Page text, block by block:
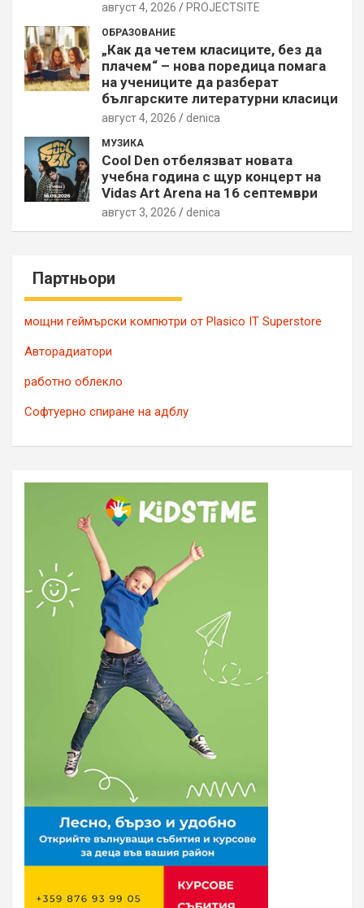
август 4, 2026 PROJECTSITЕ
ОБРАЗОВАНИЕ
„Как да четем класиците, без да
плачем“ – нова поредица помага
на учениците да разберат
българските литературни класици
август 4, 2026 denica
МУЗИКА
Cool Den отбелязват новата
учебна година с щур концерт на
Vidas Art Arena на 16 септември
август 3, 2026 denica
Партньори
мощни геймърски компютри от Plasico IT Superstore
Авторадиатори
работно облекло
Софтуерно спиране на адблу